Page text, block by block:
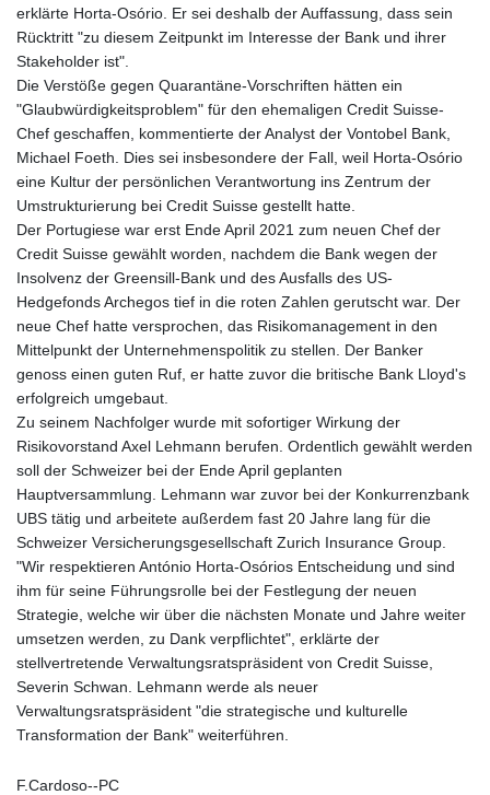
erklärte Horta-Osório. Er sei deshalb der Auffassung, dass sein
Rücktritt "zu diesem Zeitpunkt im Interesse der Bank und ihrer
Stakeholder ist".
Die Verstöße gegen Quarantäne-Vorschriften hätten ein
"Glaubwürdigkeitsproblem" für den ehemaligen Credit Suisse-
Chef geschaffen, kommentierte der Analyst der Vontobel Bank,
Michael Foeth. Dies sei insbesondere der Fall, weil Horta-Osório
eine Kultur der persönlichen Verantwortung ins Zentrum der
Umstrukturierung bei Credit Suisse gestellt hatte.
Der Portugiese war erst Ende April 2021 zum neuen Chef der
Credit Suisse gewählt worden, nachdem die Bank wegen der
Insolvenz der Greensill-Bank und des Ausfalls des US-
Hedgefonds Archegos tief in die roten Zahlen gerutscht war. Der
neue Chef hatte versprochen, das Risikomanagement in den
Mittelpunkt der Unternehmenspolitik zu stellen. Der Banker
genoss einen guten Ruf, er hatte zuvor die britische Bank Lloyd's
erfolgreich umgebaut.
Zu seinem Nachfolger wurde mit sofortiger Wirkung der
Risikovorstand Axel Lehmann berufen. Ordentlich gewählt werden
soll der Schweizer bei der Ende April geplanten
Hauptversammlung. Lehmann war zuvor bei der Konkurrenzbank
UBS tätig und arbeitete außerdem fast 20 Jahre lang für die
Schweizer Versicherungsgesellschaft Zurich Insurance Group.
"Wir respektieren António Horta-Osórios Entscheidung und sind
ihm für seine Führungsrolle bei der Festlegung der neuen
Strategie, welche wir über die nächsten Monate und Jahre weiter
umsetzen werden, zu Dank verpflichtet", erklärte der
stellvertretende Verwaltungsratspräsident von Credit Suisse,
Severin Schwan. Lehmann werde als neuer
Verwaltungsratspräsident "die strategische und kulturelle
Transformation der Bank" weiterführen.
F.Cardoso--PC